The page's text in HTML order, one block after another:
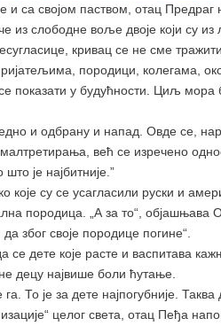
и са својом паством, отац
из слободне воље двоје који су
кривац се не сме
породици, колегама,
показати у будућности. Циљ
и одбрану и напад. Овде се,
већ се изречено
је најбитније.”
које су се усагласили руски и
породица. „А за то“, објашњава
због своје породице погине“.
се дете које расте и васпитава
децу највише боли ћутање.
То је за дете најпогубније.
целог света, отац Пеђа